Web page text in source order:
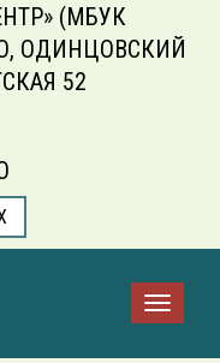
(МБУК
ОДИНЦОВСКИЙ
52